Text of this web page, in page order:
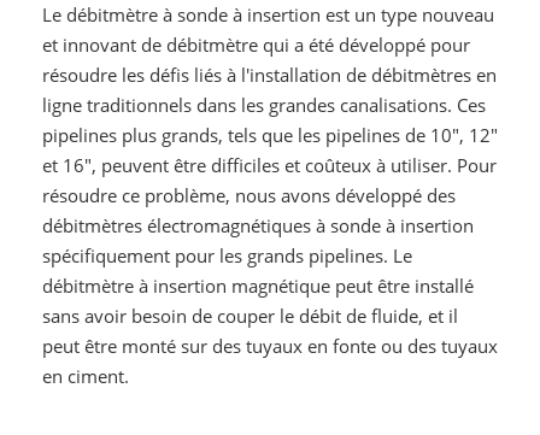
Le débitmètre à sonde à insertion est un type nouveau
et innovant de débitmètre qui a été développé pour
résoudre les défis liés à l'installation de débitmètres en
ligne traditionnels dans les grandes canalisations. Ces
pipelines plus grands, tels que les pipelines de 10", 12"
et 16", peuvent être difficiles et coûteux à utiliser. Pour
résoudre ce problème, nous avons développé des
débitmètres électromagnétiques à sonde à insertion
spécifiquement pour les grands pipelines. Le
débitmètre à insertion magnétique peut être installé
sans avoir besoin de couper le débit de fluide, et il
peut être monté sur des tuyaux en fonte ou des tuyaux
en ciment.